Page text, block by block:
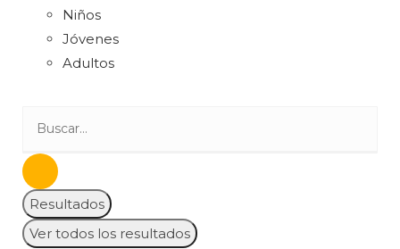
Niños
Jóvenes
Adultos
Resultados
Ver todos los resultados